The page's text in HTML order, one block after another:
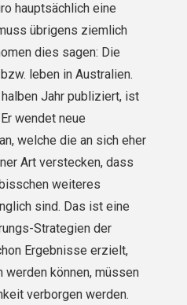
hauptsächlich eine
übrigens ziemlich
dies sagen: Die
leben in Australien.
Jahr publiziert, ist
wendet neue
welche die an sich eher
Art verstecken, dass
weiteres
sind. Das ist eine
Strategien der
Ergebnisse erzielt,
können, müssen
verborgen werden.